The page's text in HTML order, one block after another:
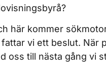
här kommer
vi ett beslut. När
oss till nästa gång vi